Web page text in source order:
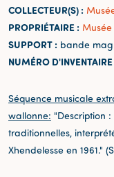
COLLECTEUR(S) :
PROPRIÉTAIRE :
SUPPORT : bande
NUMÉRO
Séquence musicale
wallonne: "Description
traditionnelles,
Xhendelesse en 1961."